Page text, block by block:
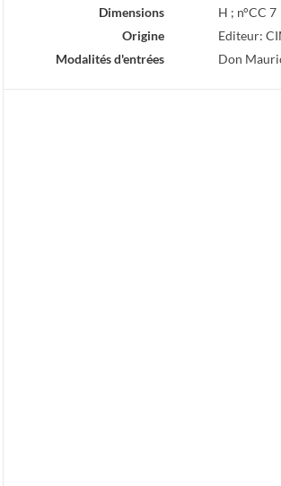
Dimensions
H ; n°CC 7
Origine
Editeur:
Modalités d'entrées
Don